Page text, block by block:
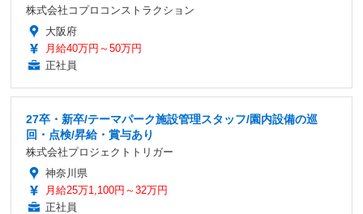
株式会社コプロコンストラクション
大阪府
月給40万円～50万円
正社員
27卒・新卒/テーマパーク施設管理スタッフ/園内設備の巡
回・点検/昇給・賞与あり
株式会社プロジェクトトリガー
神奈川県
月給25万1,100円～32万円
正社員